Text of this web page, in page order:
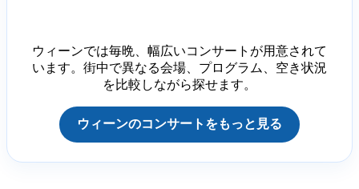
ウィーンでは毎晩、幅広いコンサートが用意されて
います。街中で異なる会場、プログラム、空き状況
を比較しながら探せます。
ウィーンのコンサートをもっと見る